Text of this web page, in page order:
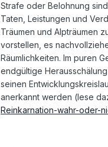
Strafe oder Belohnung
Taten, Leistungen und
Träumen und Alpträumen
vorstellen, es
Räumlichkeiten. Im puren
endgültige
seinen
anerkannt werden (lese
Reinkarnation-wahr-oder-